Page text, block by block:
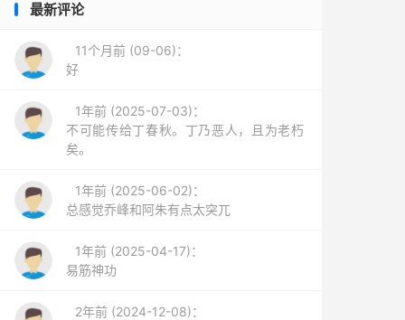
最新评论
11个月前 (09-06)：
好
1年前 (2025-07-03)：
不可能传给丁春秋。丁乃恶人，且为老朽
矣。
1年前 (2025-06-02)：
总感觉乔峰和阿朱有点太突兀
1年前 (2025-04-17)：
易筋神功
2年前 (2024-12-08)：